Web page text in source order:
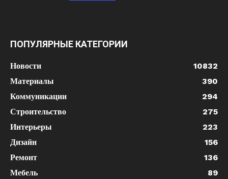
ПОПУЛЯРНЫЕ КАТЕГОРИИ
Новости
10832
Материалы
390
Коммуникации
294
Строительство
275
Интерьеры
223
Дизайн
156
Ремонт
136
Мебель
89